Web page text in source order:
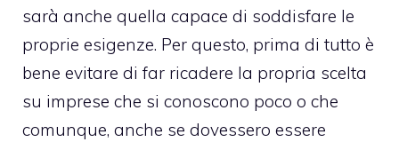
sarà anche quella capace di soddisfare le
proprie esigenze. Per questo, prima di tutto è
bene evitare di far ricadere la propria scelta
su imprese che si conoscono poco o che
comunque, anche se dovessero essere